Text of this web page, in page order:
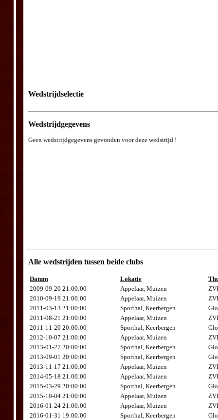
Wedstrijdselectie
Wedstrijdgegevens
Geen wedstrijdgegevens gevonden voor deze wedstrijd !
Alle wedstrijden tussen beide clubs
Datum Lokatie
2009-09-20 21:00:00
Appelaar, Muizen
2010-09-19 21:00:00
Appelaar, Muizen
2011-03-13 21:00:00
Sporthal, Keerbergen
2011-08-21 21:00:00
Appelaar, Muizen
2011-11-20 20:00:00
Sporthal, Keerbergen
2012-10-07 21:00:00
Appelaar, Muizen
2013-01-27 20:00:00
Sporthal, Keerbergen
2013-09-01 20:00:00
Sporthal, Keerbergen
2013-11-17 21:00:00
Appelaar, Muizen
2014-05-18 21:00:00
Appelaar, Muizen
2015-03-29 20:00:00
Sporthal, Keerbergen
2015-10-04 21:00:00
Appelaar, Muizen
2016-01-24 21:00:00
Appelaar, Muizen
2016-01-31 19:00:00
Sporthal, Keerbergen